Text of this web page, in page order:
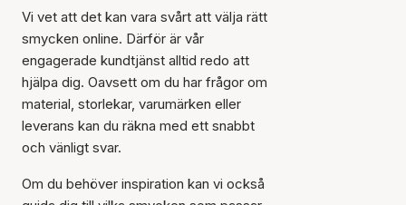
Vi vet att det kan vara svårt att välja rätt
smycken online. Därför är vår
engagerade kundtjänst alltid redo att
hjälpa dig. Oavsett om du har frågor om
material, storlekar, varumärken eller
leverans kan du räkna med ett snabbt
och vänligt svar.
Om du behöver inspiration kan vi också